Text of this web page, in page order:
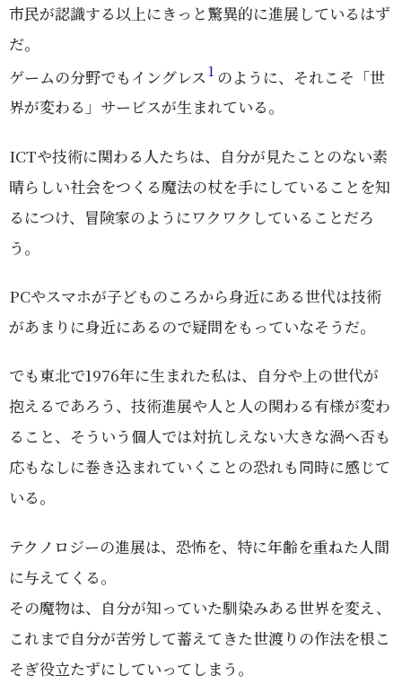
市民が認識する以上にきっと驚異的に進展しているはず
だ。
ゲームの分野でもイングレス 1 のように、それこそ「世
界が変わる」サービスが生まれている。
ICTや技術に関わる人たちは、自分が見たことのない素
晴らしい社会をつくる魔法の杖を手にしていることを知
るにつけ、冒険家のようにワクワクしていることだろ
う。
PCやスマホが子どものころから身近にある世代は技術
があまりに身近にあるので疑問をもっていなそうだ。
でも東北で1976年に生まれた私は、自分や上の世代が
抱えるであろう、技術進展や人と人の関わる有様が変わ
ること、そういう個人では対抗しえない大きな渦へ否も
応もなしに巻き込まれていくことの恐れも同時に感じて
いる。
テクノロジーの進展は、恐怖を、特に年齢を重ねた人間
に与えてくる。
その魔物は、自分が知っていた馴染みある世界を変え、
これまで自分が苦労して蓄えてきた世渡りの作法を根こ
そぎ役立たずにしていってしまう。